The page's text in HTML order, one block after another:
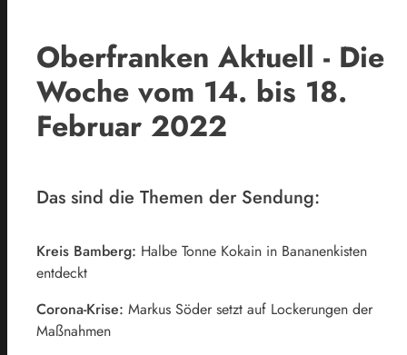
Oberfranken Aktuell - Die
Woche vom 14. bis 18.
Februar 2022
Das sind die Themen der Sendung:
Kreis Bamberg: Halbe Tonne Kokain in Bananenkisten
entdeckt
Corona-Krise: Markus Söder setzt auf Lockerungen der
Maßnahmen